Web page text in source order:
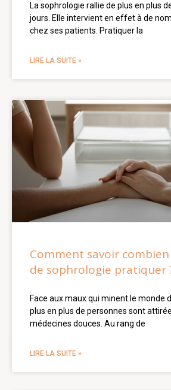
La sophrologie rallie de plus en plus
jours. Elle intervient en effet à de
chez ses patients. Pratiquer la
LIRE LA SUITE »
Comment savoir combien
de sophrologie pratiquer
Face aux maux qui minent le monde
plus en plus de personnes sont
médecines douces. Au rang de
LIRE LA SUITE »